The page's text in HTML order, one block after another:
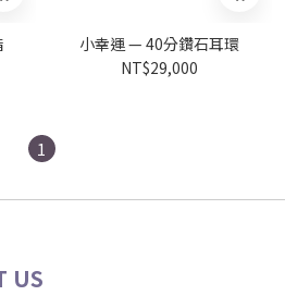
小幸運 — 40分鑽石耳環
NT$29,000
1
US